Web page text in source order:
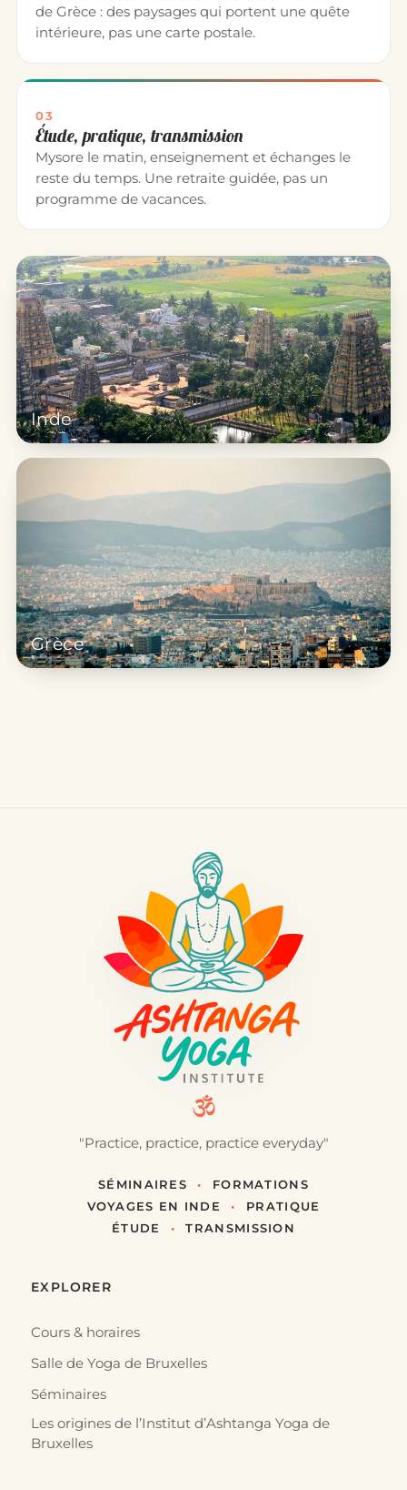
de Grèce : des paysages qui portent une quête
intérieure, pas une carte postale.
03
Étude, pratique, transmission
Mysore le matin, enseignement et échanges le
reste du temps. Une retraite guidée, pas un
programme de vacances.
Inde
Grèce
"Practice, practice, practice everyday"
SÉMINAIRES •
FORMATIONS
VOYAGES EN INDE
•
PRATIQUE
ÉTUDE
• TRANSMISSION
EXPLORER
Cours & horaires
Salle de Yoga de Bruxelles
Séminaires
Les origines de l’Institut d’Ashtanga Yoga de
Bruxelles